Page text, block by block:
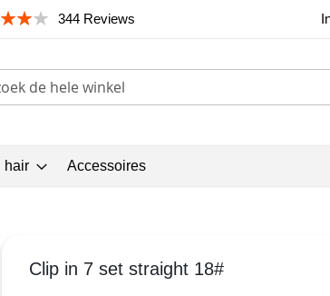
344 Reviews
hair Accessoires
Clip in 7 set straight 18#